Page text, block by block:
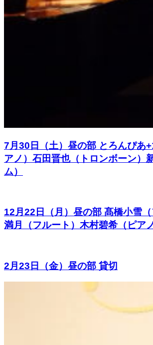
7月30日（土）昼の部 とろんぴあ
アノ）石田晋也（トロンボーン）
ム）
12月22日（月）昼の部 髙橋小雪
満月（フルート）木村碧希（ピアノ
2月23日（金）昼の部 貸切